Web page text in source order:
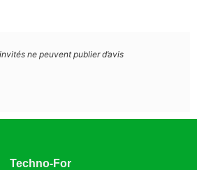
ne peuvent publier d’avis
Techno-For